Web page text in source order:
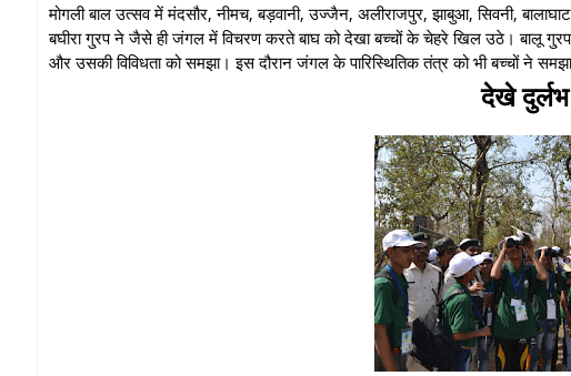
मोगली बाल उत्सव में मंदसौर, नीमच, बड़वानी, उज्जैन, अलीराजपुर, झाबुआ, सिवनी,
बघीरा गु्रप ने जैसे ही जंगल में विचरण करते बाघ को देखा बच्चों के चेहरे खिल उठे। बालू
और उसकी विविधता को समझा। इस दौरान जंगल के पारिस्थितिक तंत्र को भी बच्चों ने
देखे दुर्लभ